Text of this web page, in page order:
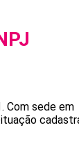
. Com sede em